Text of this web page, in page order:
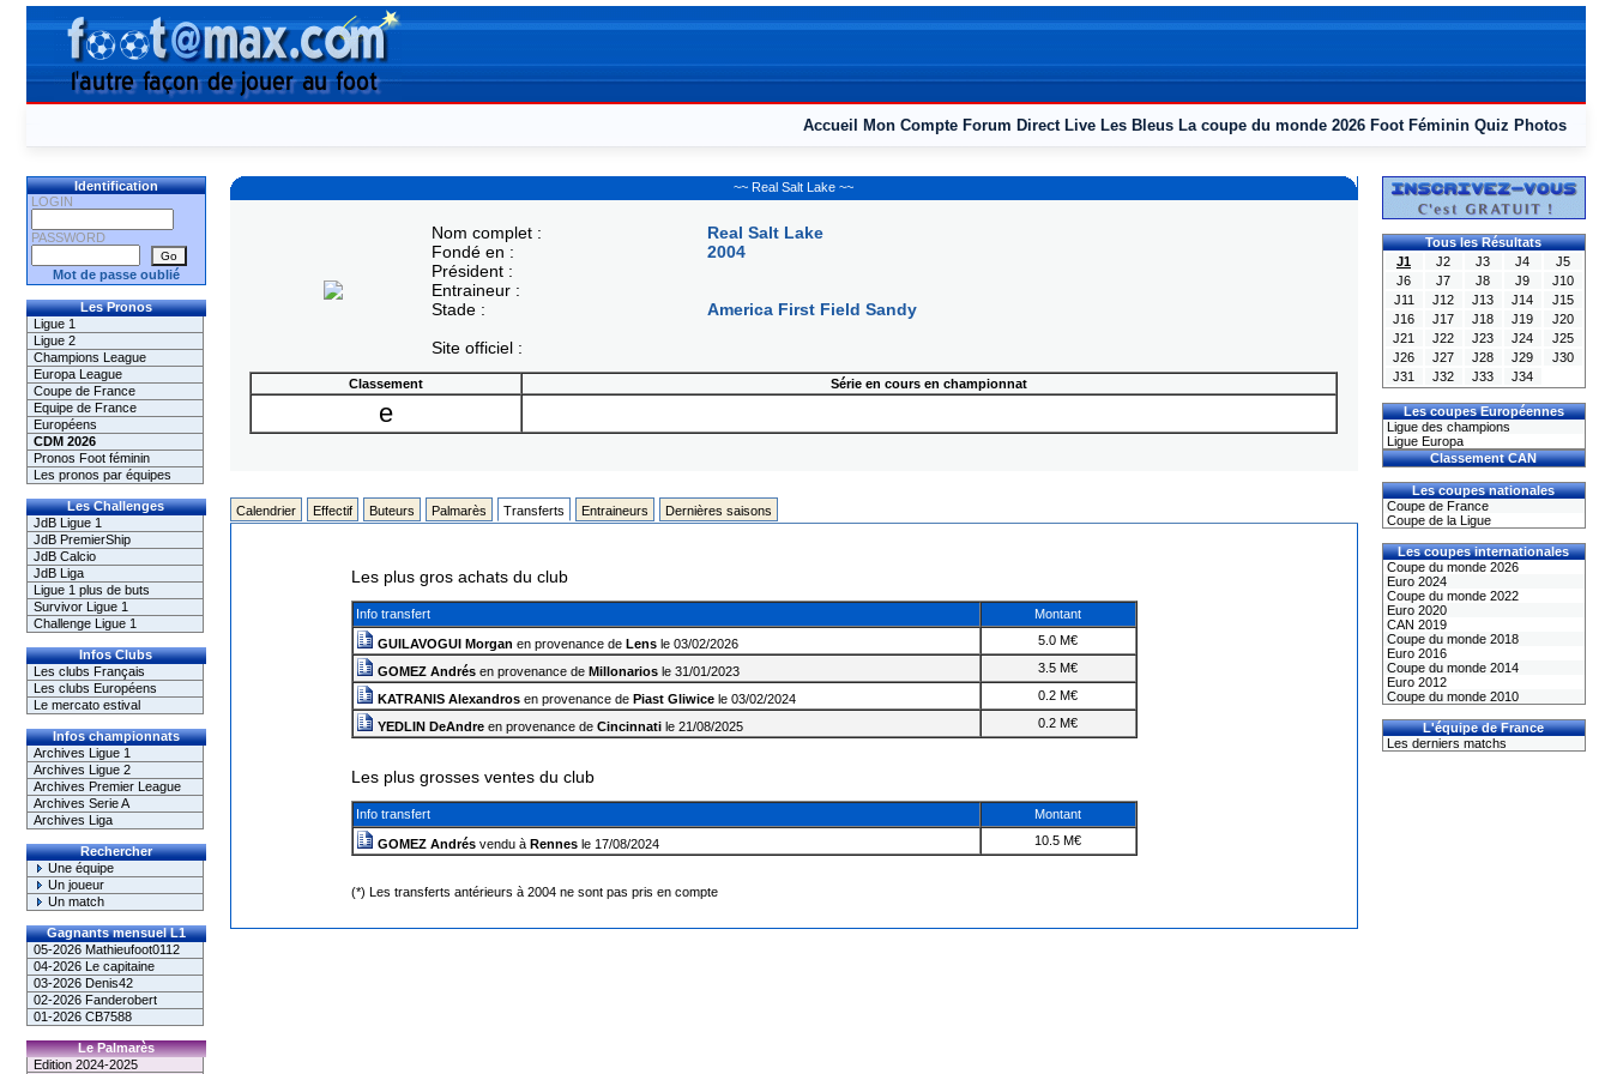
Accueil Mon Compte Forum Direct Live Les Bleus La coupe du monde 2026 Foot Féminin Quiz Photos
Identification
LOGIN
PASSWORD
Mot de passe oublié
Les Pronos
Ligue 1
Ligue 2
Champions League
Europa League
Coupe de France
Equipe de France
Européens
CDM 2026
Pronos Foot féminin
Les pronos par équipes
Les Challenges
JdB Ligue 1
JdB PremierShip
JdB Calcio
JdB Liga
Ligue 1 plus de buts
Survivor Ligue 1
Challenge Ligue 1
Infos Clubs
Les clubs Français
Les clubs Européens
Le mercato estival
Infos championnats
Archives Ligue 1
Archives Ligue 2
Archives Premier League
Archives Serie A
Archives Liga
Rechercher
Une équipe
Un joueur
Un match
Gagnants mensuel L1
05-2026 Mathieufoot0112
04-2026 Le capitaine
03-2026 Denis42
02-2026 Fanderobert
01-2026 CB7588
Le Palmarès
Edition 2024-2025
~~ Real Salt Lake ~~
Nom complet :
Fondé en :
Président :
Entraineur :
Stade :
Site officiel :
Real Salt Lake
2004
America First Field Sandy
Classement Série en cours en championnat
e
Calendrier Effectif Buteurs Palmarès Transferts Entraineurs Dernières saisons
Les plus gros achats du club
Info transfert Montant
GUILAVOGUI Morgan en provenance de Lensle 03/02/2026 5.0 M€
GOMEZ Andrésen provenance de Millonariosle 31/01/2023 3.5 M€
KATRANIS Alexandrosen provenance de Piast Gliwicele 03/02/2024 0.2 M€
YEDLIN DeAndreen provenance de Cincinnatile 21/08/2025 0.2 M€
Les plus grosses ventes du club
Info transfert Montant
GOMEZ Andrésvendu à Rennesle 17/08/2024 10.5 M€
(*) Les transferts antérieurs à 2004 ne sont pas pris en compte
Tous les Résultats
J1
J2 J3 J4
J5
J6
J7 J8 J9
J10
J11
J12 J13 J14
J15
J16
J17 J18 J19
J20
J21
J22 J23 J24
J25
J26
J27 J28 J29
J30
J31
J32 J33 J34
Les coupes Européennes
Ligue des champions
Ligue Europa
Classement CAN
Les coupes nationales
Coupe de France
Coupe de la Ligue
Les coupes internationales
Coupe du monde 2026
Euro 2024
Coupe du monde 2022
Euro 2020
CAN 2019
Coupe du monde 2018
Euro 2016
Coupe du monde 2014
Euro 2012
Coupe du monde 2010
L'équipe de France
Les derniers matchs